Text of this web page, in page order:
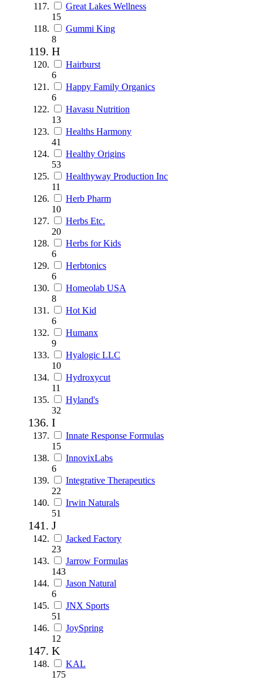
Great Lakes Wellness
15
Gummi King
8
H
Hairburst
6
Happy Family Organics
6
Havasu Nutrition
13
Healths Harmony
41
Healthy Origins
53
Healthyway Production Inc
11
Herb Pharm
10
Herbs Etc.
20
Herbs for Kids
6
Herbtonics
6
Homeolab USA
8
Hot Kid
6
Humanx
9
Hyalogic LLC
10
Hydroxycut
11
Hyland's
32
I
Innate Response Formulas
15
InnovixLabs
6
Integrative Therapeutics
22
Irwin Naturals
51
J
Jacked Factory
23
Jarrow Formulas
143
Jason Natural
6
JNX Sports
51
JoySpring
12
K
KAL
175